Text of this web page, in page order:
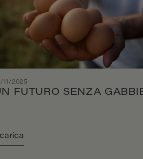
11/2025
FUTURO SENZA